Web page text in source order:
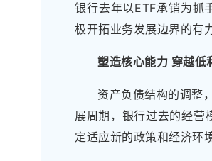
银行去年以ETF承销为抓
极开拓业务发展边界的有
塑造核心能力 穿越低
资产负债结构的调整
展周期，银行过去的经营
定适应新的政策和经济环